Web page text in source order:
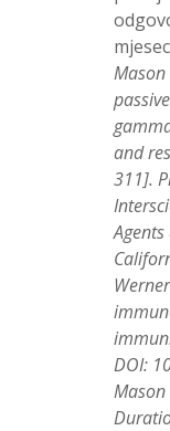
Mason
and
311].
DOI:
Mason